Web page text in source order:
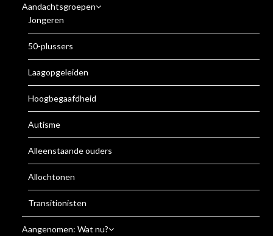
Aandachtsgroepen
Jongeren
50-plussers
Laagopgeleiden
Hoogbegaafdheid
Autisme
Alleenstaande ouders
Allochtonen
Transitionisten
Aangenomen: Wat nu?